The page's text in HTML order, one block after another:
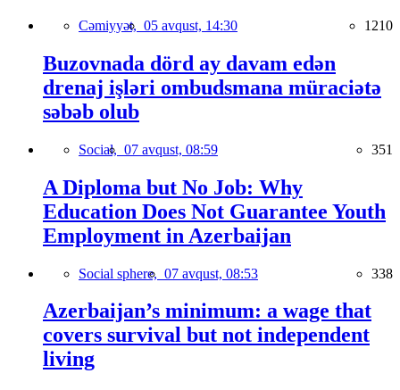
Cəmiyyət, 05 avqust, 14:30 1210
Buzovnada dörd ay davam edən
drenaj işləri ombudsmana müraciətə
səbəb olub
Social, 07 avqust, 08:59 351
A Diploma but No Job: Why
Education Does Not Guarantee Youth
Employment in Azerbaijan
Social sphere, 07 avqust, 08:53 338
Azerbaijan’s minimum: a wage that
covers survival but not independent
living